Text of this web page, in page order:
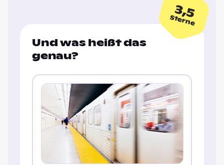
3,5
Sterne
Und was heißt das
genau?